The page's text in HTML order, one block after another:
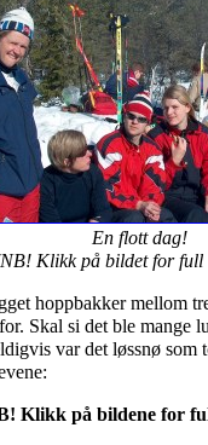
En flott dag!
Klikk på bildet for full
hoppbakker mellom
Skal si det ble mange
var det løssnø som
Klikk på bildene for